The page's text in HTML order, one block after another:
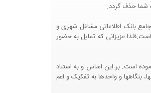
شما حذف گردد.
و اقتصاد کشور عزیزمان این وب سایت را راه اندازی نموده و با تلاش و کوشش 4 ساله سعی در تهیه جامع بانک اطلاعاتی مشاغل شهری و
عزیزانی که تمایل به حضور
نامه اجرايي قانون انتشار و دسترسي آزاد به اطلاعات مصوب سال 1388 را تصويب و ابلاغ نموده است. بر اين اساس و به استناد
عمومي کليه طرحها، بنگاهها و واحدها به تفکيک و اعم